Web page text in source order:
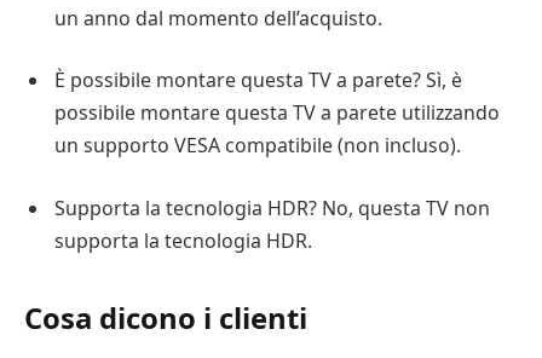
un anno dal momento dell’acquisto.
È possibile montare questa TV a parete? Sì, è
possibile montare questa TV a parete utilizzando
un supporto VESA compatibile (non incluso).
Supporta la tecnologia HDR? No, questa TV non
supporta la tecnologia HDR.
Cosa dicono i clienti